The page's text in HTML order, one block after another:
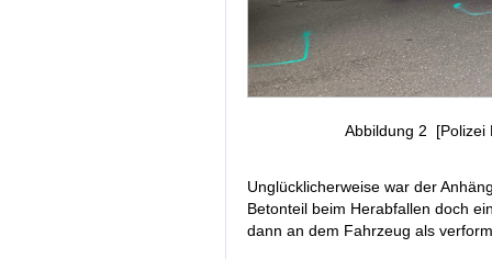
Abbildung 2 [Polizei
Unglücklicherweise war der
Betonteil beim Herabfallen doch
dann an dem Fahrzeug als